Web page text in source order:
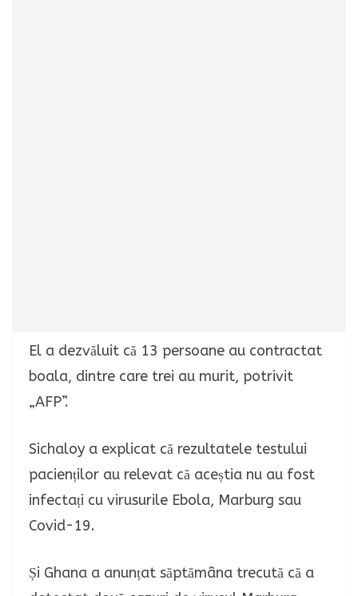
El a dezvăluit că 13 persoane au contractat
boala, dintre care trei au murit, potrivit
„AFP”.
Sichaloy a explicat că rezultatele testului
pacienților au relevat că aceștia nu au fost
infectați cu virusurile Ebola, Marburg sau
Covid-19.
Și Ghana a anunțat săptămâna trecută că a